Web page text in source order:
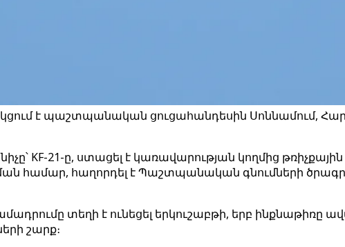
է պաշտպանական ցուցահանդեսին Սոննամում,
21-ը, ստացել է կառավարության կողմից
հաղորդել է Պաշտպանական գնումների
տեղի է ունեցել երկուշաբթի, երբ ինքնաթիռը
շարք։